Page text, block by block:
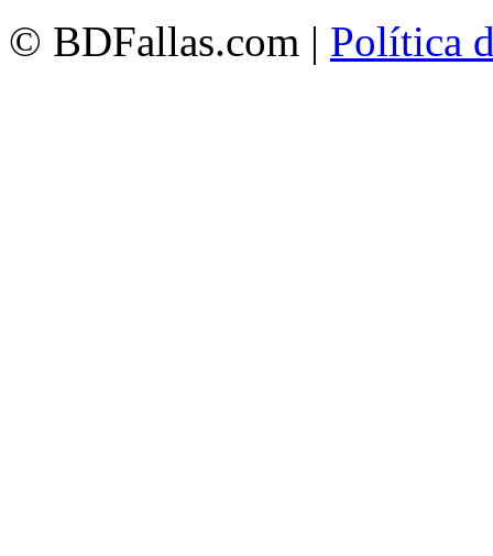
© BDFallas.com | Política